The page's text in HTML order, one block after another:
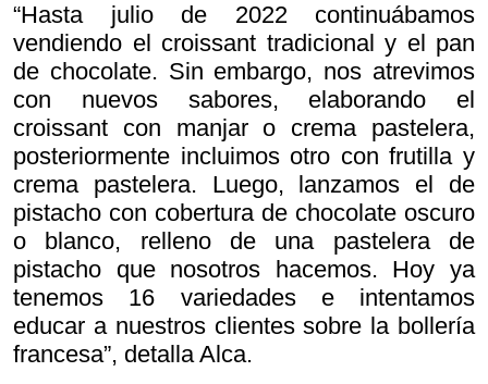
“Hasta julio de 2022 continuábamos
vendiendo el croissant tradicional y el pan
de chocolate. Sin embargo, nos atrevimos
con nuevos sabores, elaborando el
croissant con manjar o crema pastelera,
posteriormente incluimos otro con frutilla y
crema pastelera. Luego, lanzamos el de
pistacho con cobertura de chocolate oscuro
o blanco, relleno de una pastelera de
pistacho que nosotros hacemos. Hoy ya
tenemos 16 variedades e intentamos
educar a nuestros clientes sobre la bollería
francesa”, detalla Alca.